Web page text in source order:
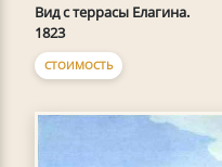
Вид с террасы Елагина.
1823
СТОИМОСТЬ